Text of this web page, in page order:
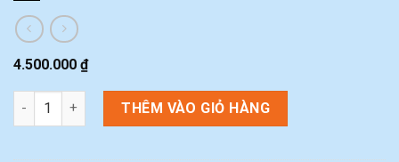
4.500.000 ₫
Khóa cửa bức bàn bằng đồng cao cấp NK580-V (Màu Vàng) số
THÊM VÀO GIỎ HÀNG